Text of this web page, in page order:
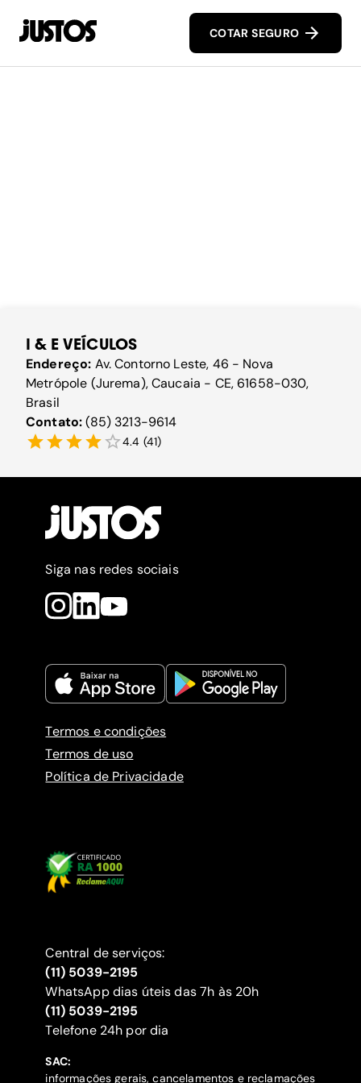
COTAR SEGURO
I & E VEÍCULOS
Endereço: Av. Contorno Leste, 46 - Nova
Metrópole (Jurema), Caucaia - CE, 61658-030,
Brasil
Contato:(85) 3213-9614
4.4 (41)
Siga nas redes sociais
Termos e condições
Termos de uso
Política de Privacidade
Central de serviços:
(11) 5039-2195
WhatsApp dias úteis das 7h às 20h
(11) 5039-2195
‍Telefone 24h por dia
SAC:
informações gerais, cancelamentos e reclamações